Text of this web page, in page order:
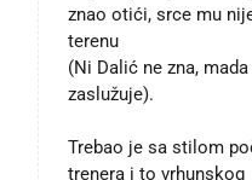
znao otići, srce mu
terenu
(Ni Dalić ne zna,
zaslužuje).
Trebao je sa stilom
trenera i to vrhunskog